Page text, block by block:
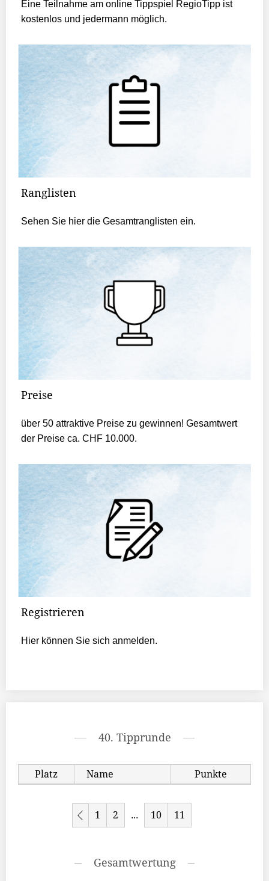
Eine Teilnahme am online Tippspiel RegioTipp ist
kostenlos und jedermann möglich.
Ranglisten
Sehen Sie hier die Gesamtranglisten ein.
Preise
über 50 attraktive Preise zu gewinnen! Gesamtwert
der Preise ca. CHF 10.000.
Registrieren
Hier können Sie sich anmelden.
40. Tipprunde
Platz Name Punkte
1 2 ... 10 11
Gesamtwertung